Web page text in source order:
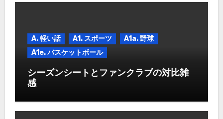
A. 軽い話 A1. スポーツ
A1a. 野球
A1e. バスケットボール
シーズンシートとファンクラブの対比雑
感